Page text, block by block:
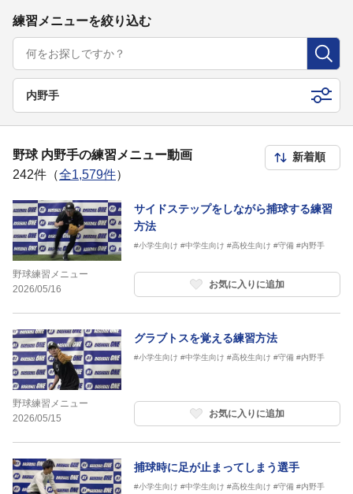
練習メニューを絞り込む
内野手
野球 内野手の練習メニュー動画
242件（全1,579件）
野球練習メニュー
2026/05/16
サイドステップをしながら捕球する練習
方法
#小学生向け #中学生向け #高校生向け #守備 #内野手
お気に入りに追加
野球練習メニュー
2026/05/15
グラブトスを覚える練習方法
#小学生向け #中学生向け #高校生向け #守備 #内野手
お気に入りに追加
捕球時に足が止まってしまう選手
#小学生向け #中学生向け #高校生向け #守備 #内野手